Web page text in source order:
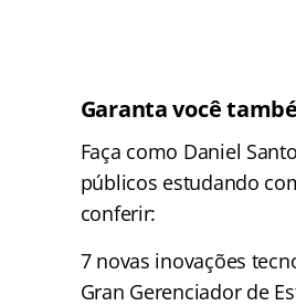
Garanta você
Faça como Daniel
públicos estudando
conferir:
7 novas inovações
Gran Gerenciador de